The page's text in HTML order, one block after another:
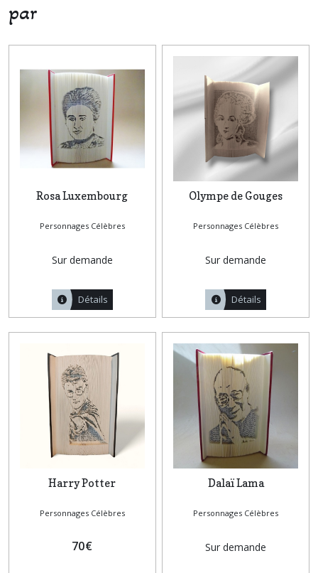
par
Rosa Luxembourg
Personnages Célèbres
Sur demande
Détails
Olympe de Gouges
Personnages Célèbres
Sur demande
Détails
Harry Potter
Personnages Célèbres
70€
Dalaï Lama
Personnages Célèbres
Sur demande